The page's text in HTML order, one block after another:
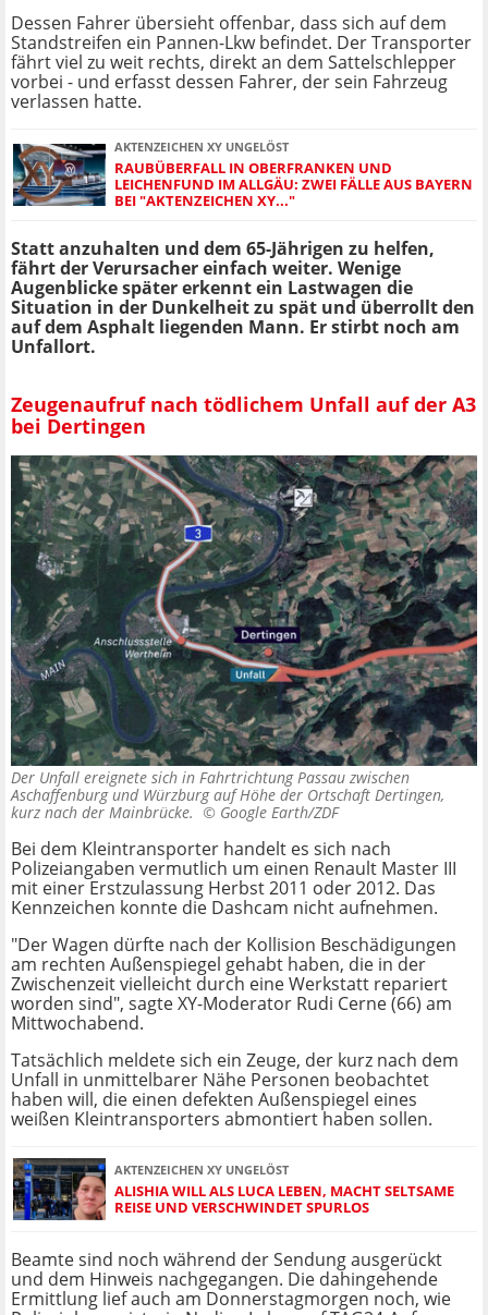
Dessen Fahrer übersieht offenbar, dass sich auf dem
Standstreifen ein Pannen-Lkw befindet. Der Transporter
fährt viel zu weit rechts, direkt an dem Sattelschlepper
vorbei - und erfasst dessen Fahrer, der sein Fahrzeug
verlassen hatte.
AKTENZEICHEN XY UNGELÖST
RAUBÜBERFALL IN OBERFRANKEN UND
LEICHENFUND IM ALLGÄU: ZWEI FÄLLE AUS BAYERN
BEI "AKTENZEICHEN XY..."
Statt anzuhalten und dem 65-Jährigen zu helfen,
fährt der Verursacher einfach weiter. Wenige
Augenblicke später erkennt ein Lastwagen die
Situation in der Dunkelheit zu spät und überrollt den
auf dem Asphalt liegenden Mann. Er stirbt noch am
Unfallort.
Zeugenaufruf nach tödlichem Unfall auf der A3
bei Dertingen
Der Unfall ereignete sich in Fahrtrichtung Passau zwischen
Aschaffenburg und Würzburg auf Höhe der Ortschaft Dertingen,
kurz nach der Mainbrücke. © Google Earth/ZDF
Bei dem Kleintransporter handelt es sich nach
Polizeiangaben vermutlich um einen Renault Master III
mit einer Erstzulassung Herbst 2011 oder 2012. Das
Kennzeichen konnte die Dashcam nicht aufnehmen.
"Der Wagen dürfte nach der Kollision Beschädigungen
am rechten Außenspiegel gehabt haben, die in der
Zwischenzeit vielleicht durch eine Werkstatt repariert
worden sind", sagte XY-Moderator Rudi Cerne (66) am
Mittwochabend.
Tatsächlich meldete sich ein Zeuge, der kurz nach dem
Unfall in unmittelbarer Nähe Personen beobachtet
haben will, die einen defekten Außenspiegel eines
weißen Kleintransporters abmontiert haben sollen.
AKTENZEICHEN XY UNGELÖST
ALISHIA WILL ALS LUCA LEBEN, MACHT SELTSAME
REISE UND VERSCHWINDET SPURLOS
Beamte sind noch während der Sendung ausgerückt
und dem Hinweis nachgegangen. Die dahingehende
Ermittlung lief auch am Donnerstagmorgen noch, wie